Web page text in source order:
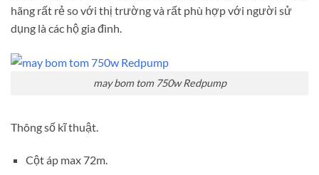
hãng rất rẻ so với thị trường và rất phù hợp với người sử
dụng là các hộ gia đình.
may bom tom 750w Redpump
Thông số kĩ thuật.
Cột áp max 72m.